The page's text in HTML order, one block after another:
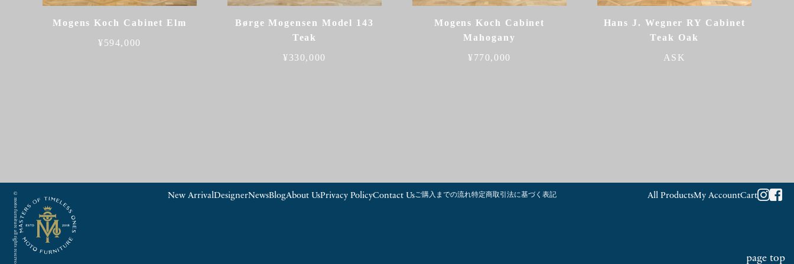
Mogens Koch Cabinet Elm
¥594,000
Børge Mogensen Model 143
Teak
¥330,000
Mogens Koch Cabinet
Mahogany
¥770,000
Hans J. Wegner RY Cabinet
Teak Oak
ASK
page top
© moto furniture all rights reserved. New ArrivalDesignerNewsBlogAbout UsPrivacy PolicyContact Usご購入までの流れ特定商取引法に基づく表記 All ProductsMy AccountCart